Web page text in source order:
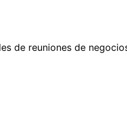
de reuniones de